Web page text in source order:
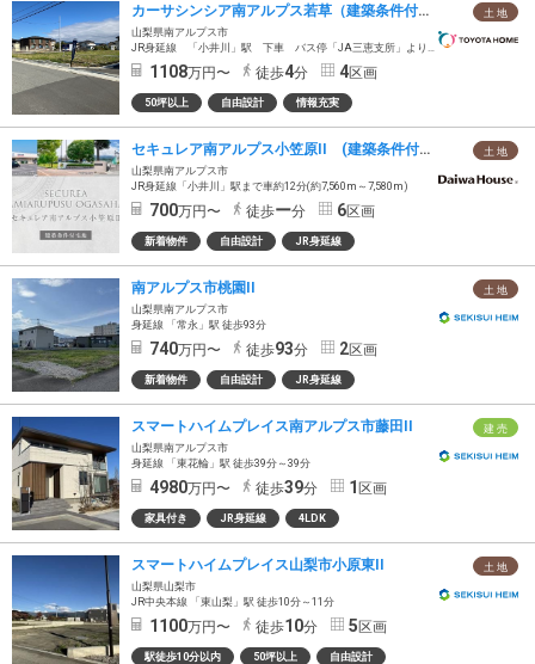
土 地
カーサシンシア南アルプス若草（建築条件付宅地）
山梨県南アルプス市
JR身延線 「小井川」駅 下車 バス停「JA三恵支所」より徒歩4分
1108万円〜 徒歩4分 4区画
50坪以上 自由設計 情報充実
土 地
セキュレア南アルプス小笠原II (建築条件付宅地分譲)
山梨県南アルプス市
JR身延線「小井川」駅まで車約12分(約7,560m～7,580m)
700万円〜 徒歩ー分 6区画
新着物件 自由設計 JR身延線
土 地
南アルプス市桃園II
山梨県南アルプス市
身延線 「常永」駅 徒歩93分
740万円〜 徒歩93分 2区画
新着物件 自由設計 JR身延線
建 売
スマートハイムプレイス南アルプス市藤田II
山梨県南アルプス市
身延線 「東花輪」駅 徒歩39分～39分
4980万円〜 徒歩39分 1区画
家具付き JR身延線 4LDK
土 地
スマートハイムプレイス山梨市小原東II
山梨県山梨市
JR中央本線 「東山梨」駅 徒歩10分～11分
1100万円〜 徒歩10分 5区画
駅徒歩10分以内 50坪以上 自由設計